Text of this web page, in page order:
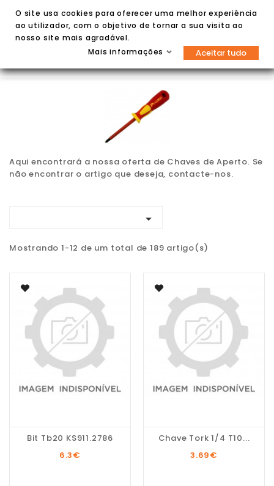

Aqui encontrará a nossa oferta de Chaves de Aperto. Se
não encontrar o artigo que deseja, contacte-nos.

Mostrando 1-12 de um total de 189 artigo(s)
Bit Tb20 KS911.2786
6.3€
Chave Tork 1/4 T10...
3.69€
O site usa cookies para oferecer uma melhor experiência
ao utilizador, com o objetivo de tornar a sua visita ao
nosso site mais agradável.
Mais informações
Aceitar tudo